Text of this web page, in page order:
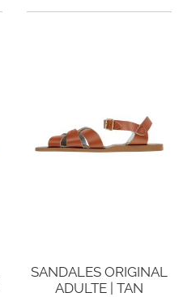
SANDALES ORIGINAL
ADULTE | TAN